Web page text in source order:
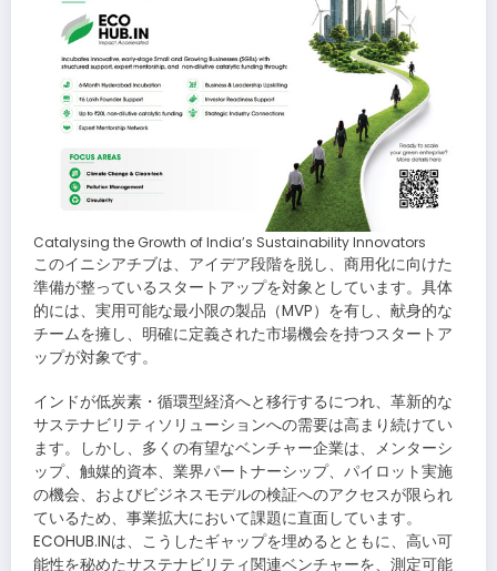
Catalysing the Growth of India’s Sustainability Innovators
このイニシアチブは、アイデア段階を脱し、商用化に向けた
準備が整っているスタートアップを対象としています。具体
的には、実用可能な最小限の製品（MVP）を有し、献身的な
チームを擁し、明確に定義された市場機会を持つスタートア
ップが対象です。
インドが低炭素・循環型経済へと移行するにつれ、革新的な
サステナビリティソリューションへの需要は高まり続けてい
ます。しかし、多くの有望なベンチャー企業は、メンターシ
ップ、触媒的資本、業界パートナーシップ、パイロット実施
の機会、およびビジネスモデルの検証へのアクセスが限られ
ているため、事業拡大において課題に直面しています。
ECOHUB.INは、こうしたギャップを埋めるとともに、高い可
能性を秘めたサステナビリティ関連ベンチャーを、測定可能